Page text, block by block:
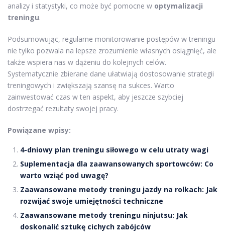
analizy i statystyki, co może być pomocne w optymalizacji
treningu.
Podsumowując, regularne monitorowanie postępów w treningu
nie tylko pozwala na lepsze zrozumienie własnych osiągnięć, ale
także wspiera nas w dążeniu do kolejnych celów.
Systematycznie zbierane dane ułatwiają dostosowanie strategii
treningowych i zwiększają szansę na sukces. Warto
zainwestować czas w ten aspekt, aby jeszcze szybciej
dostrzegać rezultaty swojej pracy.
Powiązane wpisy:
4-dniowy plan treningu siłowego w celu utraty wagi
Suplementacja dla zaawansowanych sportowców: Co
warto wziąć pod uwagę?
Zaawansowane metody treningu jazdy na rolkach: Jak
rozwijać swoje umiejętności techniczne
Zaawansowane metody treningu ninjutsu: Jak
doskonalić sztukę cichych zabójców